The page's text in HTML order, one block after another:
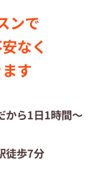
検索
ンで
なく
す
から1日1時間～
徒歩7分